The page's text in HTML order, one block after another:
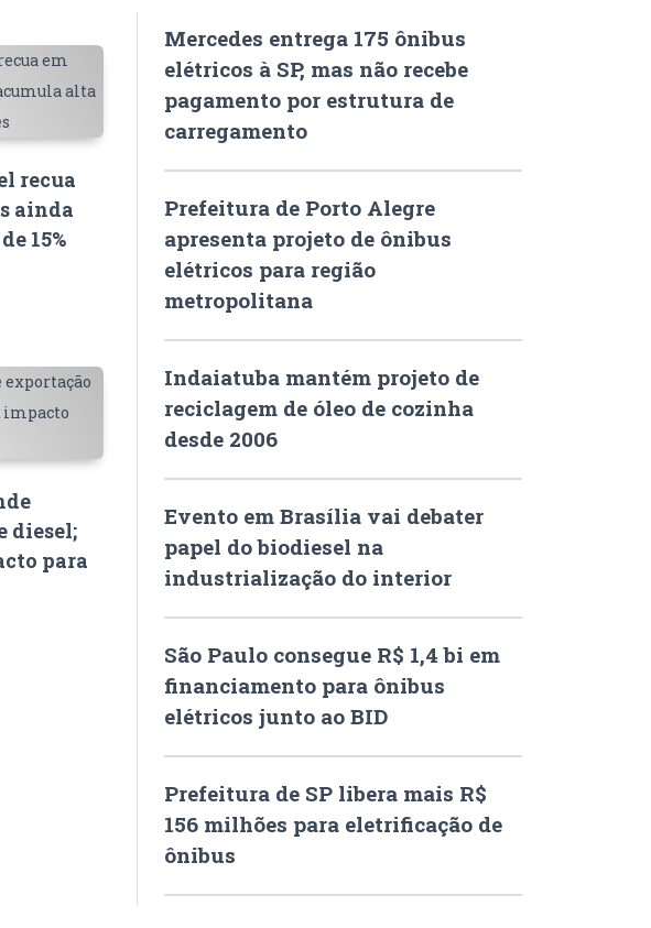
recua
ainda
15%
diesel;
para
Mercedes entrega 175 ônibus
elétricos à SP, mas não recebe
pagamento por estrutura de
carregamento
Prefeitura de Porto Alegre
apresenta projeto de ônibus
elétricos para região
metropolitana
Indaiatuba mantém projeto de
reciclagem de óleo de cozinha
desde 2006
Evento em Brasília vai debater
papel do biodiesel na
industrialização do interior
São Paulo consegue R$ 1,4 bi em
financiamento para ônibus
elétricos junto ao BID
Prefeitura de SP libera mais R$
156 milhões para eletrificação de
ônibus